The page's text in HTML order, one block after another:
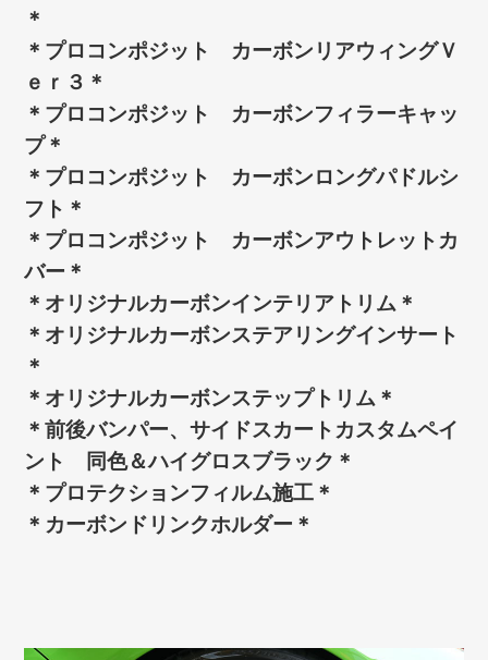
＊
＊プロコンポジット カーボンリアウィングＶ
ｅｒ３＊
＊プロコンポジット カーボンフィラーキャッ
プ＊
＊プロコンポジット カーボンロングパドルシ
フト＊
＊プロコンポジット カーボンアウトレットカ
バー＊
＊オリジナルカーボンインテリアトリム＊
＊オリジナルカーボンステアリングインサート
＊
＊オリジナルカーボンステップトリム＊
＊前後バンパー、サイドスカートカスタムペイ
ント 同色＆ハイグロスブラック＊
＊プロテクションフィルム施工＊
＊カーボンドリンクホルダー＊